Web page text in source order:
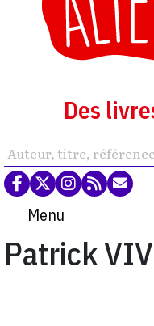
Des
Menu
Patrick